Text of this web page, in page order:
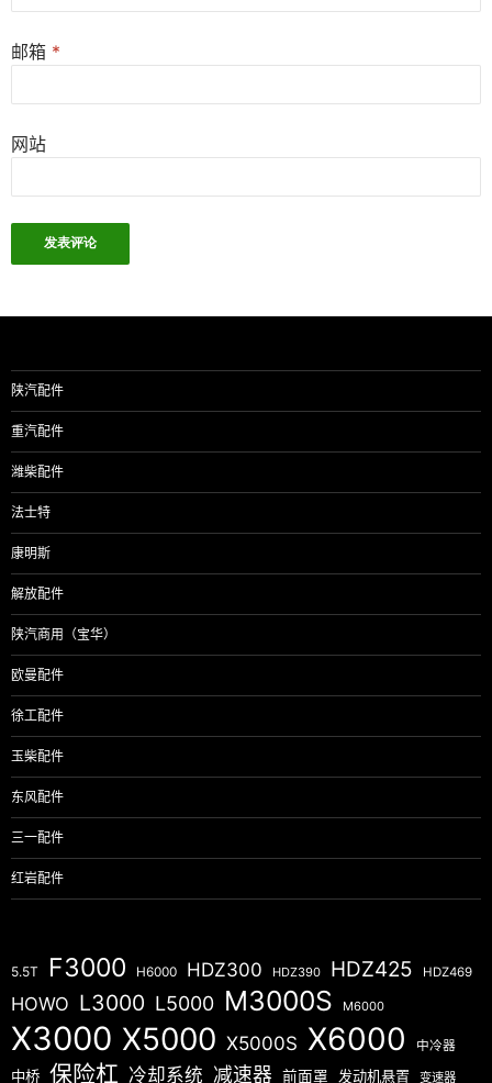
邮箱 *
网站
陕汽配件
重汽配件
潍柴配件
法士特
康明斯
解放配件
陕汽商用（宝华）
欧曼配件
徐工配件
玉柴配件
东风配件
三一配件
红岩配件
5.5T F3000 H6000 HDZ300 HDZ390 HDZ425 HDZ469
HOWO L3000 L5000 M3000S M6000
X3000 X5000 X5000S X6000 中冷器
中桥 保险杠 冷却系统 减速器 前面罩 发动机悬置 变速器